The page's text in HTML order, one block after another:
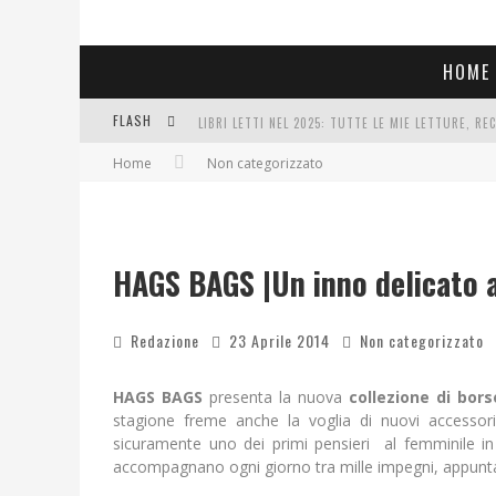
HOME
FLASH LIBRI LETTI NEL 2025: TUTTE LE MIE LETTURE,
COSA VEDIAMO QUESTA SERA? TE LO DICO IO:
Home Non categorizzato
HAGS BAGS |Un inno
Redazione 23 Aprile 2014 Non categorizzato
HAGS BAGS presenta la nuova collezione di
stagione freme anche la voglia di nuovi
sicuramente uno dei primi pensieri al femminile
accompagnano ogni giorno tra mille impegni,